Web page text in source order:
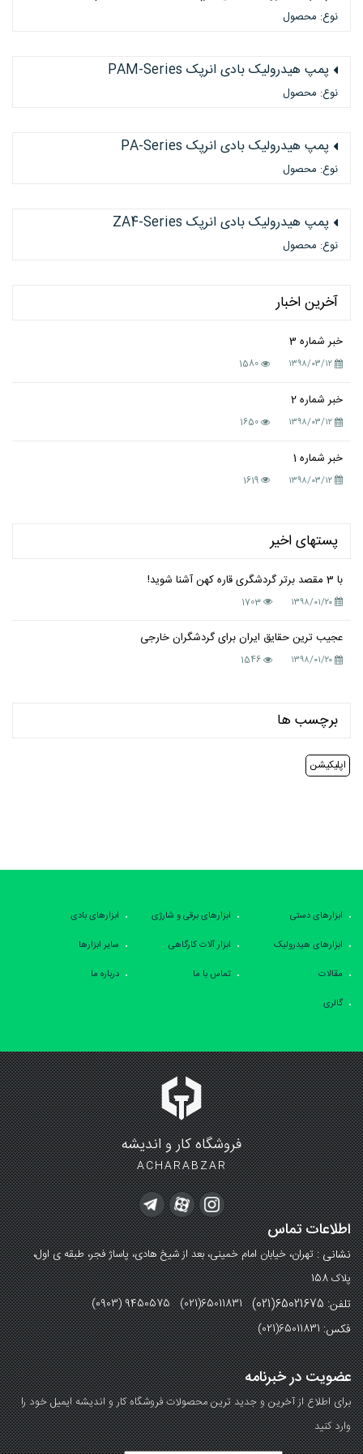
نوع: محصول
پمپ هیدرولیک بادی انرپک PAM-Series
نوع: محصول
پمپ هیدرولیک بادی انرپک PA-Series
نوع: محصول
پمپ هیدرولیک بادی انرپک ZA4-Series
نوع: محصول
آخرین اخبار
خبر شماره 3
۱۳۹۸/۰۳/۱۲ 1580
خبر شماره 2
۱۳۹۸/۰۳/۱۲ 1650
خبر شماره 1
۱۳۹۸/۰۳/۱۲ 1619
پستهای اخیر
با 3 مقصد برتر گردشگری قاره کهن آشنا شوید!
۱۳۹۸/۰۱/۲۰ 1703
عجیب ترین حقایق ایران برای گردشگران خارجی
۱۳۹۸/۰۱/۲۰ 1546
برچسب ها
اپلیکیشن
ابزارهای دستی ابزارهای برقی و شارژی
ابزارهای بادی
ابزارهای هیدرولیک
ابزار آلات کارگاهی
سایر ابزارها
مقالات
تماس با ما
درباره ما
گالری
فروشگاه کار و اندیشه
ACHARABZAR
اطلاعات تماس
نشانی :تهران، خیابان امام خمینی، بعد از شیخ هادی، پاساژ فجر، طبقه ی اول،
پلاک 158
تلفن: 65021675(021) (0903) 9450575 (021)65011831
فکس:(021)65011831
عضویت در خبرنامه
برای اطلاع از آخرین و جدید ترین محصولات فروشگاه کار و اندیشه ایمیل خود را
وارد کنید